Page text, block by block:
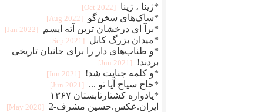
*ژینا ، ژینا [2022 Oct]
*ساک‌های سخن‌گو [2022 Aug]
*برآ ای درخشان ترین آته ایسم [2022 Jan]
*میدان بزرگ کابل [2021 Sep]
*و طناب‌های دار را برای جانیان تاریخی
بردند!
[2021 Jun]
*و کلمه جنایت شد! [2021 Jun]
*حاج سیاح آیا تو ... [2021 Jun]
*یادواره کشتارتابستان ۱۳۶۷
ایران.عکس.حسین مشرف-2
[2020 May]